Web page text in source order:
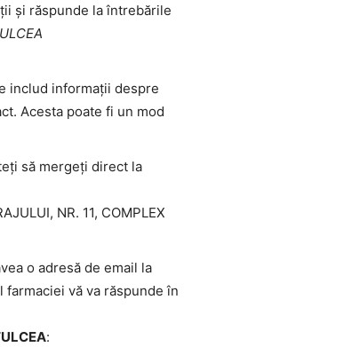
și răspunde la întrebările
includ informații despre
Acesta poate fi un mod
să mergeți direct la
NR. 11, COMPLEX
o adresă de email la
vă va răspunde în
: